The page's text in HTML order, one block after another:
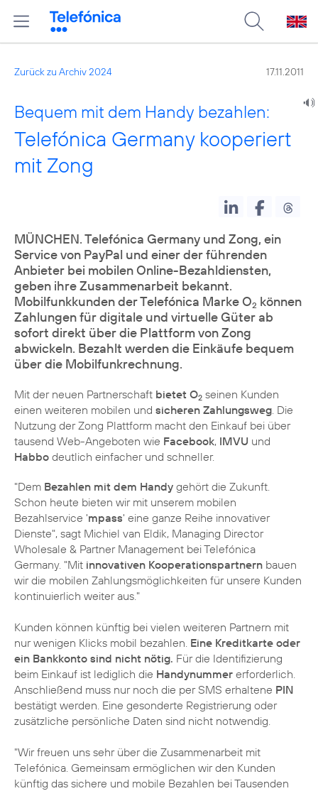
Zurück zu Archiv 2024 17.11.2011
Bequem mit dem Handy bezahlen:
Telefónica Germany kooperiert
mit Zong
MÜNCHEN. Telefónica Germany und Zong, ein
Service von PayPal und einer der führenden
Anbieter bei mobilen Online-Bezahldiensten,
geben ihre Zusammenarbeit bekannt.
Mobilfunkkunden der Telefónica Marke O2 können
Zahlungen für digitale und virtuelle Güter ab
sofort direkt über die Plattform von Zong
abwickeln. Bezahlt werden die Einkäufe bequem
über die Mobilfunkrechnung.
Mit der neuen Partnerschaft bietet O2 seinen Kunden
einen weiteren mobilen und sicheren Zahlungsweg. Die
Nutzung der Zong Plattform macht den Einkauf bei über
tausend Web-Angeboten wie Facebook, IMVU und
Habbo deutlich einfacher und schneller.
"Dem Bezahlen mit dem Handy gehört die Zukunft.
Schon heute bieten wir mit unserem mobilen
Bezahlservice 'mpass' eine ganze Reihe innovativer
Dienste", sagt Michiel van Eldik, Managing Director
Wholesale & Partner Management bei Telefónica
Germany. "Mit innovativen Kooperationspartnern bauen
wir die mobilen Zahlungsmöglichkeiten für unsere Kunden
kontinuierlich weiter aus."
Kunden können künftig bei vielen weiteren Partnern mit
nur wenigen Klicks mobil bezahlen. Eine Kreditkarte oder
ein Bankkonto sind nicht nötig. Für die Identifizierung
beim Einkauf ist lediglich die Handynummer erforderlich.
Anschließend muss nur noch die per SMS erhaltene PIN
bestätigt werden. Eine gesonderte Registrierung oder
zusätzliche persönliche Daten sind nicht notwendig.
"Wir freuen uns sehr über die Zusammenarbeit mit
Telefónica. Gemeinsam ermöglichen wir den Kunden
künftig das sichere und mobile Bezahlen bei Tausenden